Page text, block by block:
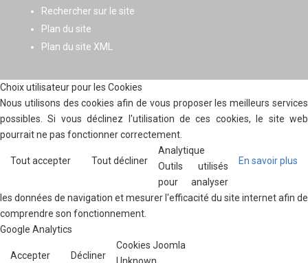
Rechercher sur le site
Plan du site
Plan du site XML
Choix utilisateur pour les Cookies
Nous utilisons des cookies afin de vous proposer les meilleurs services
possibles. Si vous déclinez l'utilisation de ces cookies, le site web
pourrait ne pas fonctionner correctement.
Tout accepter Tout décliner En savoir plus
Analytique
Outils utilisés
pour analyser
les données de navigation et mesurer l'efficacité du site internet afin de
comprendre son fonctionnement.
Google Analytics
Accepter Décliner
Cookies Joomla